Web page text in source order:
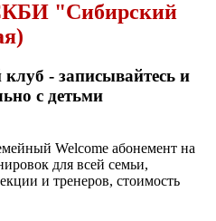
"Сибирский
- записывайтесь и
с детьми
Welcome абонемент на
для всей семьи,
и тренеров, стоимость